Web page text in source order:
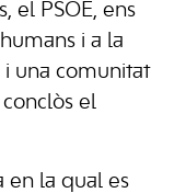
el PSOE, ens
i a la
una comunitat
el
en la qual es